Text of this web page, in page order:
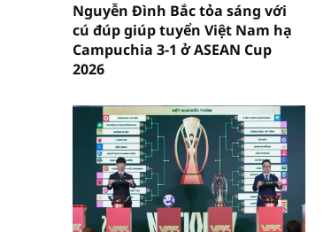
Nguyễn Đình Bắc tỏa sáng với
cú đúp giúp tuyển Việt Nam hạ
Campuchia 3-1 ở ASEAN Cup
2026